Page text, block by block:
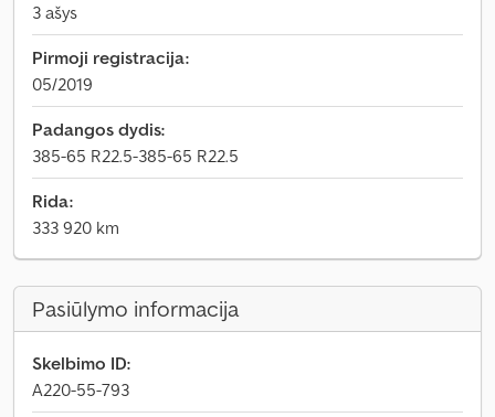
3 ašys
Pirmoji registracija:
05/2019
Padangos dydis:
385-65 R22.5-385-65 R22.5
Rida:
333 920 km
Pasiūlymo informacija
Skelbimo ID:
A220-55-793